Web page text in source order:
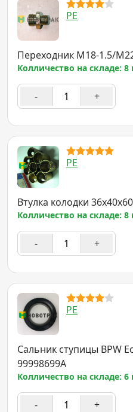
PE
Переходник M18-1.5/
Колличество на складе: 8
- +
PE
Втулка колодки
Колличество на складе: 8
- +
PE
Сальник ступицы BPW
99998699A
Колличество на складе: 6
- +